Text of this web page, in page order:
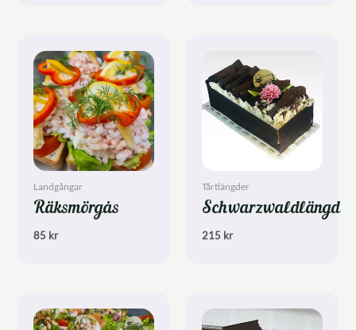
Landgångar
Räksmörgås
85 kr
Tårtlängder
Schwarzwaldlängd
215 kr